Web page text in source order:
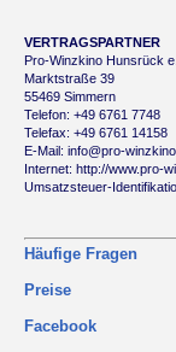
VERTRAGSPARTNER
Pro-Winzkino Hunsrück
Marktstraße 39
55469 Simmern
Telefon: +49 6761 7748
Telefax: +49 6761 14158
E-Mail: info@pro-
Internet: http://www.pro-
Umsatzsteuer-
Häufige Fragen
Preise
Facebook